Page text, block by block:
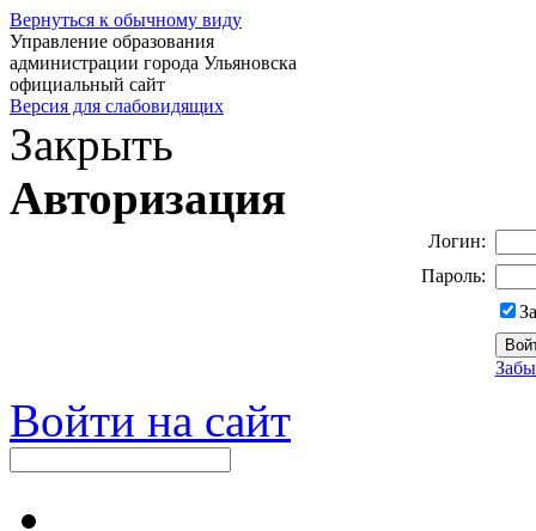
Вернуться к обычному виду
Управление образования
администрации города Ульяновска
официальный сайт
Версия для слабовидящих
Закрыть
Авторизация
Логин:
Пароль:
Войти на сайт